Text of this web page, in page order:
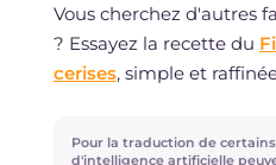
Vous cherchez d'autres
? Essayez la recette du
cerises, simple et
Pour la traduction de
d'intelligence artificielle